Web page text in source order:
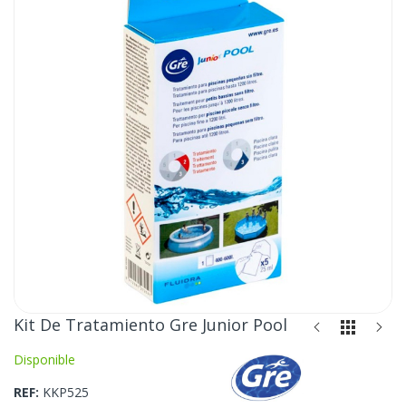
Saltar
comienzo
la
Kit De Tratamiento Gre Junior Pool
Disponible
REF KKP525